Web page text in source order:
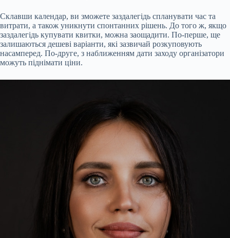
Склавши календар, ви зможете заздалегідь спланувати час та
витрати, а також уникнути спонтанних рішень. До того ж, якщо
заздалегідь купувати квитки, можна заощадити. По-перше, ще
залишаються дешеві варіанти, які зазвичай розкуповують
насамперед. По-друге, з наближенням дати заходу організатори
можуть піднімати ціни.